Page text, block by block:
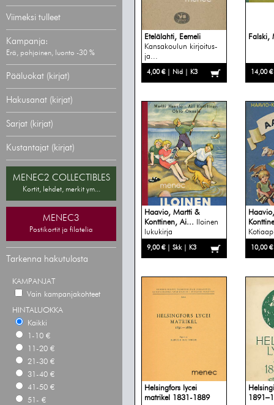
Viimeksi tulleet
Kampanja:
Erä, pohjoinen, luonto -30 %
Pääluokat (kirjat)
Hakusanat (kirjat)
Sarjat (kirjat)
Kustantajat (kirjat)
MENEC2 COLLECTIBLES
Kortit, lehdet, merkit ym...
MENEC3
Postikortit ja filatelia
Tarkenna hakutulosta
KAMPANJAT
Vain kampanjakohteet
HINTALUOKKA
Kaikki
1-10 €
11-20 €
21-30 €
31-40 €
41-50 €
51- €
Etelälahti, Eemeli
Kansakoulun kirjoitus-
ja...
4,00 € | Nid | K3
Falski,
14,00
Haavio, Martti &
Konttinen, Ai...
Iloinen
lukukirja
9,00 € | Skk | K3 10,00
Helsingfors lycei
matrikel 1831-1889